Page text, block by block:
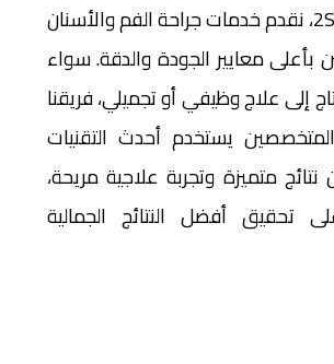
في مراكز 2Smile، نقدم خدمات جراحة الفم والأسنان
بأعلى معايير الجودة والدقة. سواء
إلى علاج وظيفي أو تجميلي، فريقنا
يستخدم أحدث التقنيات
نتائج متميزة وتجربة علاجية مريحة،
تحقيق أفضل النتائج الجمالية